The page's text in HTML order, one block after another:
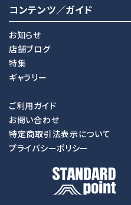
コンテンツ／ガイド
お知らせ
店舗ブログ
特集
ギャラリー
ご利用ガイド
お問い合わせ
特定商取引法表示について
プライバシーポリシー